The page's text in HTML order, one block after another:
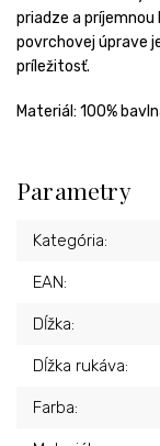
priadze a príjemnou
povrchovej úprave
príležitosť.
Materiál: 100%
Parametry
Kategória:
EAN:
Dĺžka:
Dĺžka rukáva:
Farba: